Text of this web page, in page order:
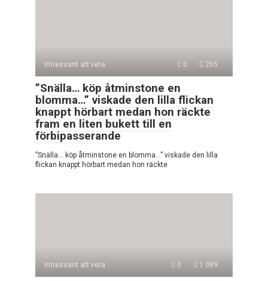
Intressant att veta 0 265
”Snälla… köp åtminstone en
blomma…” viskade den lilla flickan
knappt hörbart medan hon räckte
fram en liten bukett till en
förbipasserande
”Snälla… köp åtminstone en blomma…” viskade den lilla
flickan knappt hörbart medan hon räckte
Intressant att veta 0 1 089